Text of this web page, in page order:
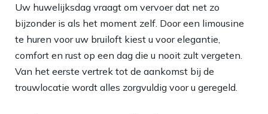
Uw huwelijksdag vraagt om vervoer dat net zo
bijzonder is als het moment zelf. Door een limousine
te huren voor uw bruiloft kiest u voor elegantie,
comfort en rust op een dag die u nooit zult vergeten.
Van het eerste vertrek tot de aankomst bij de
trouwlocatie wordt alles zorgvuldig voor u geregeld.